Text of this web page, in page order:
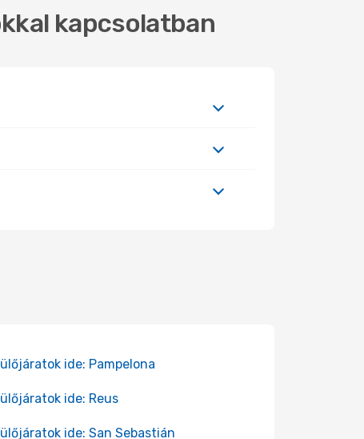
kapcsolatban
ide: Pampelona
ide: Reus
ide: San Sebastián